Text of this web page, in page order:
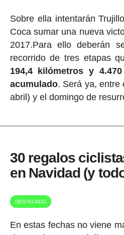
Sobre ella intentarán
Coca sumar una nueva
2017.Para ello deberán
recorrido de tres etapas
194,4 kilómetros y
acumulado. Será ya, entre
abril) y el domingo de
30 regalos
en Navidad (y
DESTACADO
En estas fechas no viene